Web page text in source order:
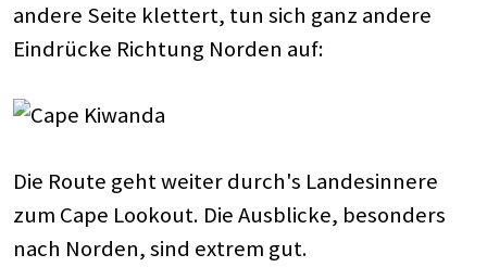
andere Seite klettert, tun sich ganz andere
Eindrücke Richtung Norden auf:
Die Route geht weiter durch's Landesinnere
zum Cape Lookout. Die Ausblicke, besonders
nach Norden, sind extrem gut.